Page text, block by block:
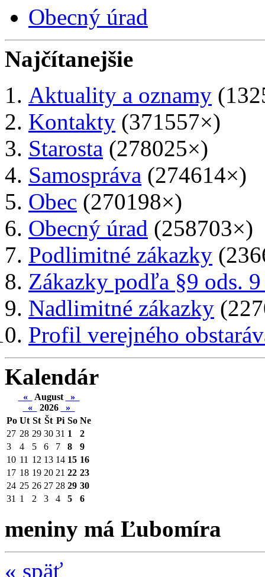
Obecný úrad
Najčítanejšie
Aktuality a oznamy
Kontakty (371557×)
Starosta (278025×)
Samospráva (274614×)
Obec (270198×)
Obecný úrad (258703×)
Podlimitné zákazky
Zákazky podľa §9 ods.
Nadlimitné zákazky
Profil verejného
Kalendár
« August
»
«
2026
»
Po Ut St Št Pi So Ne
27 28 29 30 31 1
2
3
4 5 6 7 8
9
10 11 12 13 14 15 16
17 18 19 20 21 22 23
24 25 26 27 28 29 30
31 1 2 3 4 5 6
meniny má Ľubomíra
« späť